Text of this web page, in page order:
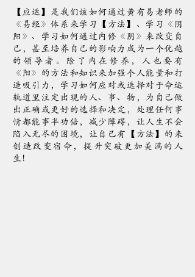
【应运】是我们该如何通过黃有易老师的
《易经》体系来学习【方法】、学习《阴
阳》、学习如何通过内修《阴》来改变自
己，甚至培养自己的影响力成为一个优越
的领导者。除了内在修养，人也要有
《阳》的方法和知识来加强个人能量和打
造吸引力，学习如何应对或选择对于命运
轨道里注定出现的人、事、物，为自己做
出正确或更好的选择和决定，处理任何事
情都能事半功倍，减少障碍，让人生不会
陷入无尽的困境，让自己有【方法】的来
创造改变宿命，提升突破更加美满的人
生！